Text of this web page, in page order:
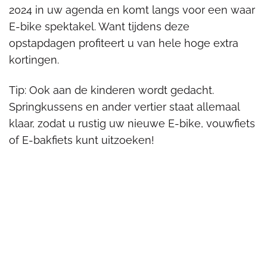
2024 in uw agenda en komt langs voor een waar
E-bike spektakel. Want tijdens deze
opstapdagen profiteert u van hele hoge extra
kortingen.
Tip: Ook aan de kinderen wordt gedacht.
Springkussens en ander vertier staat allemaal
klaar, zodat u rustig uw nieuwe E-bike, vouwfiets
of E-bakfiets kunt uitzoeken!